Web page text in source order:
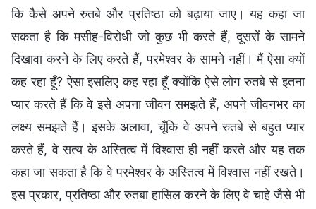
कि कैसे अपने रुतबे और प्रतिष्ठा को बढ़ाया जाए। यह कहा जा
सकता है कि मसीह-विरोधी जो कुछ भी करते हैं, दूसरों के सामने
दिखावा करने के लिए करते हैं, परमेश्वर के सामने नहीं। मैं ऐसा क्यों
कह रहा हूँ? ऐसा इसलिए कह रहा हूँ क्योंकि ऐसे लोग रुतबे से इतना
प्यार करते हैं कि वे इसे अपना जीवन समझते हैं, अपने जीवनभर का
लक्ष्य समझते हैं। इसके अलावा, चूँकि वे अपने रुतबे से बहुत प्यार
करते हैं, वे सत्य के अस्तित्व में विश्वास ही नहीं करते और यह तक
कहा जा सकता है कि वे परमेश्वर के अस्तित्व में विश्वास नहीं रखते।
इस प्रकार, प्रतिष्ठा और रुतबा हासिल करने के लिए वे चाहे जैसे भी